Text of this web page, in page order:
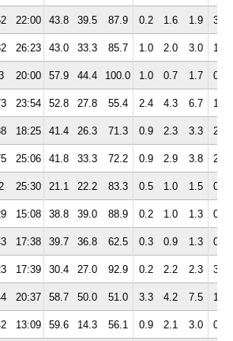
22:00 43.8 39.5 87.9 0.2 1.6 1.9 3.0
26:23 43.0 33.3 85.7 1.0 2.0 3.0 1.3
20:00 57.9 44.4 100.0 1.0 0.7 1.7 0.3
23:54 52.8 27.8 55.4 2.4 4.3 6.7 1.4
18:25 41.4 26.3 71.3 0.9 2.3 3.3 2.7
25:06 41.8 33.3 72.2 0.9 2.9 3.8 2.4
25:30 21.1 22.2 83.3 0.5 1.0 1.5 0.5
15:08 38.8 39.0 88.9 0.2 1.0 1.3 0.8
17:38 39.7 36.8 62.5 0.3 0.9 1.3 0.6
17:39 30.4 27.0 92.9 0.2 2.2 2.3 3.5
20:37 58.7 50.0 51.0 3.3 4.2 7.5 1.4
13:09 59.6 14.3 56.1 0.9 2.1 3.0 0.5